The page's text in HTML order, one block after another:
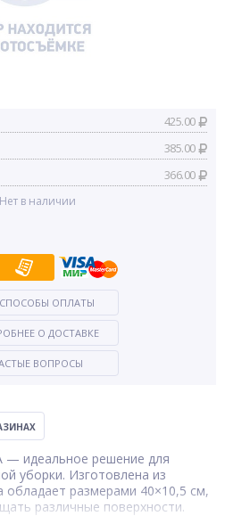
425.00
385.00
366.00
Нет в наличии
СПОСОБЫ ОПЛАТЫ
О ДОСТАВКЕ
ВОПРОСЫ
— идеальное решение для
уборки. Изготовлена из
обладает размерами 40×10,5 см,
различные поверхности.